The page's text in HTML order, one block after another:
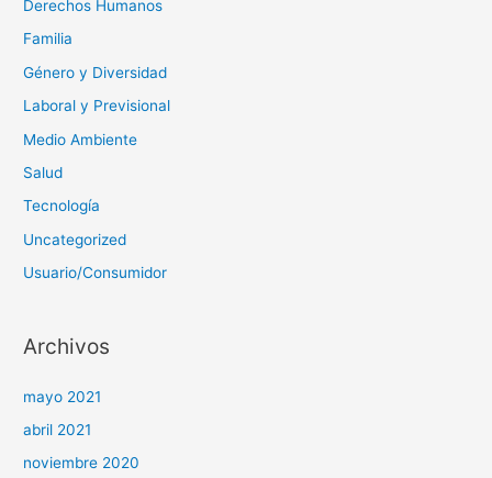
Derechos Humanos
Familia
Género y Diversidad
Laboral y Previsional
Medio Ambiente
Salud
Tecnología
Uncategorized
Usuario/Consumidor
Archivos
mayo 2021
abril 2021
noviembre 2020